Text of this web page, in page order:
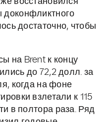
достаточно, чтобы
на Brent к концу
до 72,2 долл. за
когда на фоне
взлетали к 115
в полтора раза. Ряд